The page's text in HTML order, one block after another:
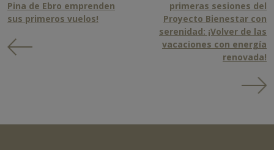
Pina de Ebro emprenden
sus primeros vuelos!
primeras sesiones del
Proyecto Bienestar con
serenidad: ¡Volver de las
vacaciones con energía
renovada!